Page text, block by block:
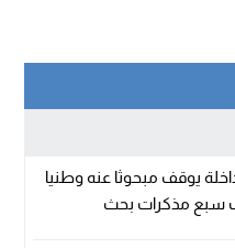
يوقف مبحوثا عنه وطنيا
سبع مذكرات بحث